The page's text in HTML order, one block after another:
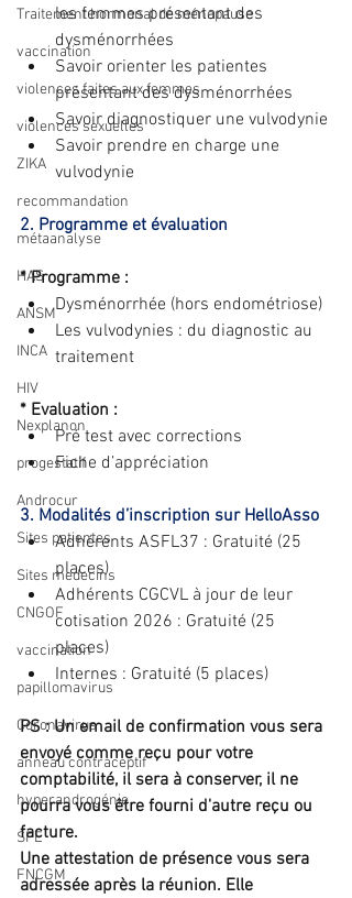
Traitement hormonal de ménopause
vaccination
violences faites aux femmes
violences sexuelles
ZIKA
recommandation
métaanalyse
HAS
ANSM
INCA
HIV
Nexplanon
progestatif
Androcur
Sites patientes
Sites medecins
CNGOF
vaccination
papillomavirus
Coronavirus
anneau contraceptif
hyperandrogénie
SFE
FNCGM
les femmes présentant des
dysménorrhées
Savoir orienter les patientes
présentant des dysménorrhées
Savoir diagnostiquer une vulvodynie
Savoir prendre en charge une
vulvodynie
2. Programme et évaluation
* Programme :
Dysménorrhée (hors endométriose)
Les vulvodynies : du diagnostic au
traitement
* Evaluation :
Pré test avec corrections
Fiche d’appréciation
3. Modalités d’inscription sur HelloAsso
Adhérents ASFL37 : Gratuité (25
places)
Adhérents CGCVL à jour de leur
cotisation 2026 : Gratuité (25
places)
Internes : Gratuité (5 places)
PS : Un email de confirmation vous sera
envoyé comme reçu pour votre
comptabilité, il sera à conserver, il ne
pourra vous être fourni d'autre reçu ou
facture.
Une attestation de présence vous sera
adressée après la réunion. Elle